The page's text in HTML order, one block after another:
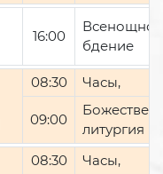
16:00
Всенощное
бдение
08:30 Часы,
09:00
литургия
08:30 Часы,